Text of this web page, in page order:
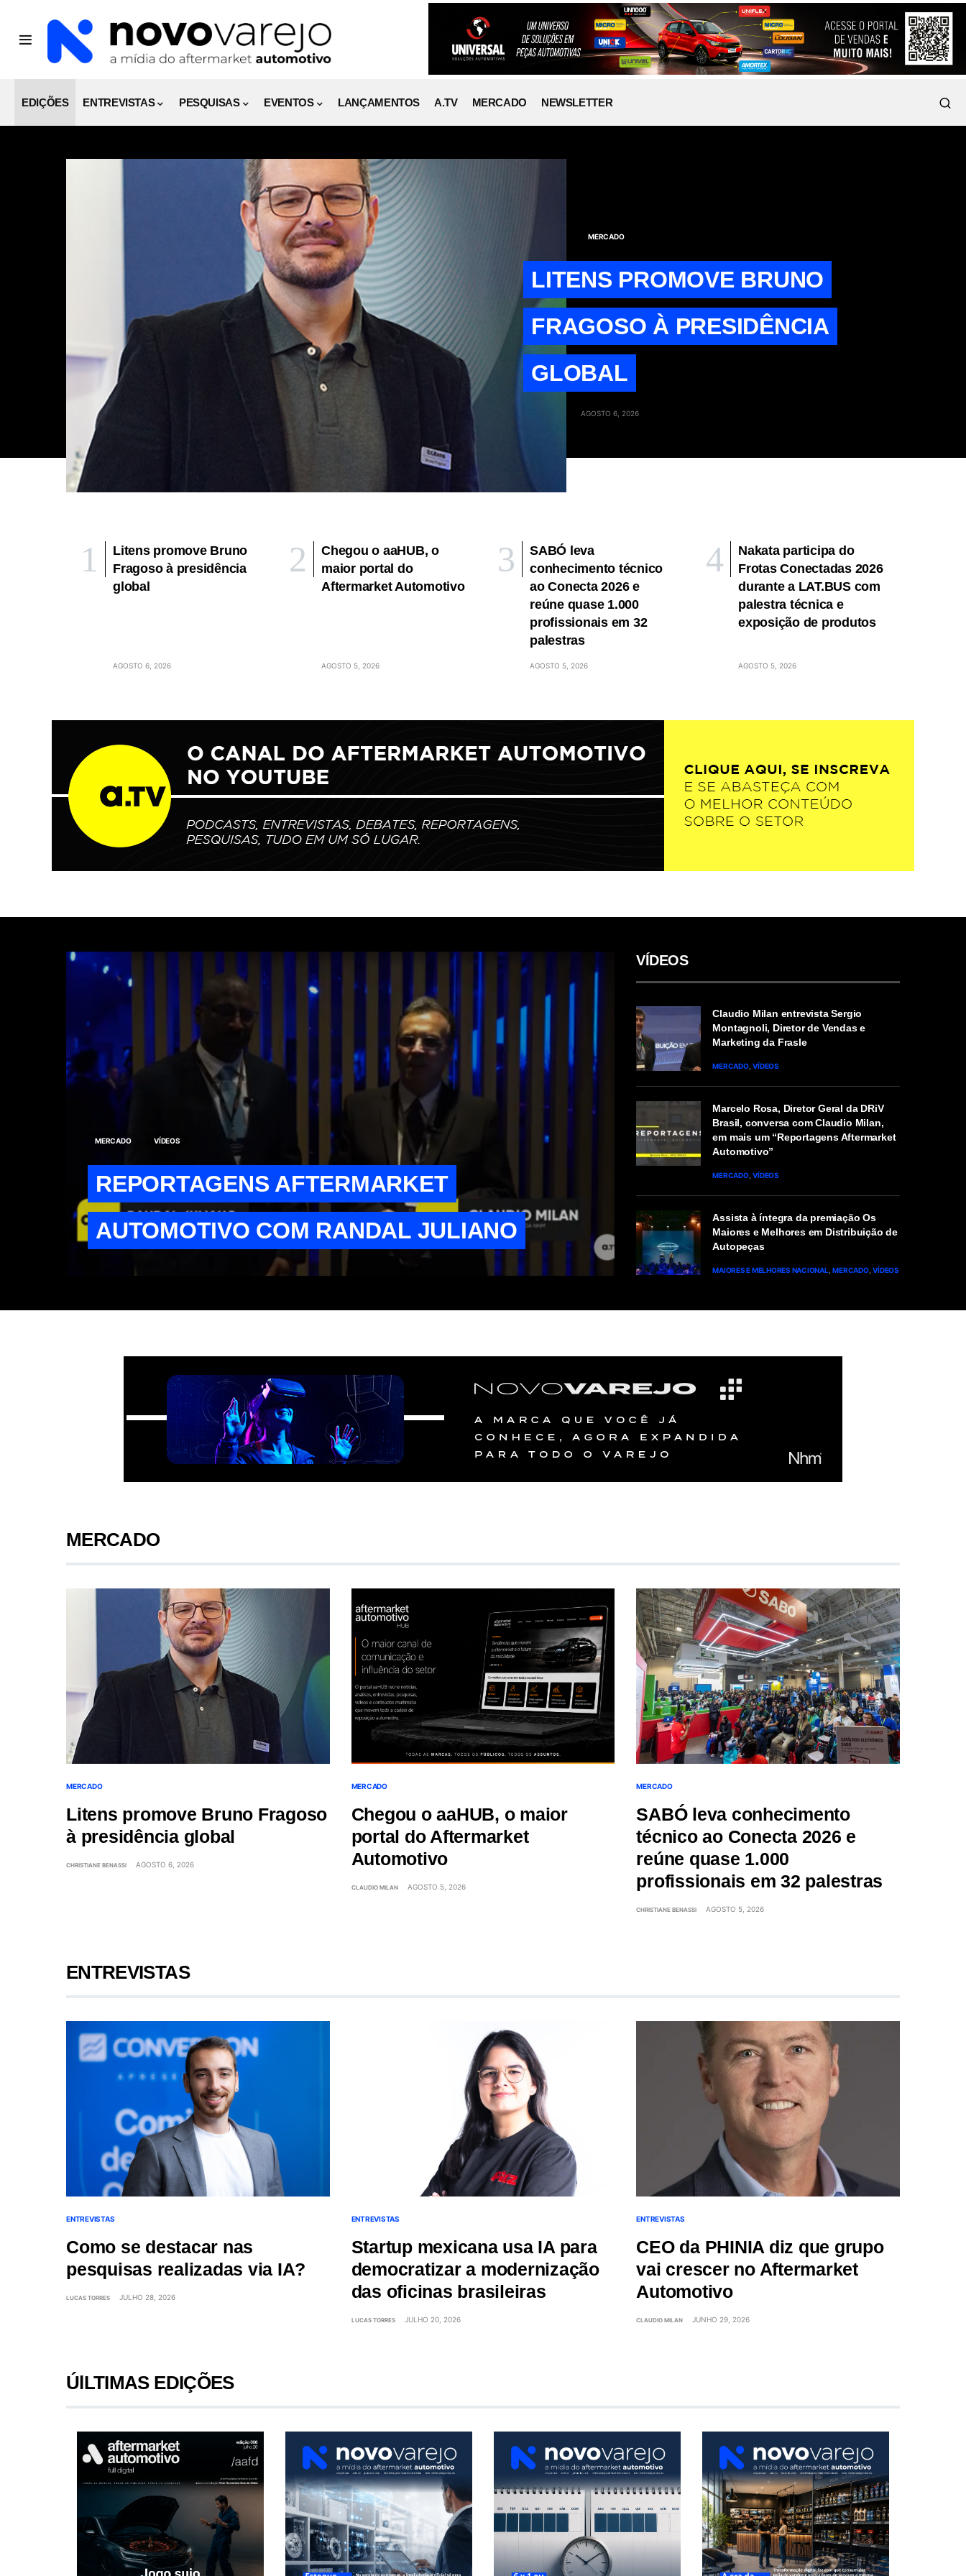
EDIÇÕES ENTREVISTAS PESQUISAS EVENTOS LANÇAMENTOS A.TV MERCADO NEWSLETTER
MERCADO
LITENS PROMOVE BRUNO
FRAGOSO À PRESIDÊNCIA
GLOBAL
AGOSTO 6, 2026
Litens promove Bruno
Fragoso à presidência
global
AGOSTO 6, 2026
Chegou o aaHUB, o
maior portal do
Aftermarket Automotivo
AGOSTO 5, 2026
SABÓ leva
conhecimento técnico
ao Conecta 2026 e
reúne quase 1.000
profissionais em 32
palestras
AGOSTO 5, 2026
Nakata participa do
Frotas Conectadas 2026
durante a LAT.BUS com
palestra técnica e
exposição de produtos
AGOSTO 5, 2026
MERCADO VÍDEOS
REPORTAGENS AFTERMARKET
AUTOMOTIVO COM RANDAL JULIANO
VÍDEOS
Claudio Milan entrevista Sergio
Montagnoli, Diretor de Vendas e
Marketing da Frasle
MERCADO VÍDEOS
Marcelo Rosa, Diretor Geral da DRiV
Brasil, conversa com Claudio Milan,
em mais um “Reportagens Aftermarket
Automotivo”
MERCADO VÍDEOS
Assista à íntegra da premiação Os
Maiores e Melhores em Distribuição de
Autopeças
MAIORES E MELHORES NACIONAL MERCADO VÍDEOS
MERCADO
MERCADO
Litens promove Bruno Fragoso
à presidência global
CHRISTIANE BENASSI AGOSTO 6, 2026
MERCADO
Chegou o aaHUB, o maior
portal do Aftermarket
Automotivo
CLAUDIO MILAN AGOSTO 5, 2026
MERCADO
SABÓ leva conhecimento
técnico ao Conecta 2026 e
reúne quase 1.000
profissionais em 32 palestras
CHRISTIANE BENASSI AGOSTO 5, 2026
ENTREVISTAS
ENTREVISTAS
Como se destacar nas
pesquisas realizadas via IA?
LUCAS TORRES JULHO 28, 2026
ENTREVISTAS
Startup mexicana usa IA para
democratizar a modernização
das oficinas brasileiras
LUCAS TORRES JULHO 20, 2026
ENTREVISTAS
CEO da PHINIA diz que grupo
vai crescer no Aftermarket
Automotivo
CLAUDIO MILAN JUNHO 29, 2026
ÚlLTIMAS EDIÇÕES